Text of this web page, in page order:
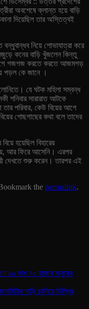
অবশেষে ক্লান্ত হয়ে বাড়ি
দিয়েছিল তার অস্তিত্বই
নিয়ে শোভাযাত্রা করে
কনের বাড়ি খুঁজলেন কিন্তু
গজগজ করতে করতে আজমগড়
পড়ল কে জানে ।
যে ঘটক মহিলা সম্বন্ধ
শনিবার সারারাত আটকে
পরিবার, কেউ বিয়ের আগে
গোছগাছের কথা বলে তাদের
হয়েছিল বিহারের
আর ফিরে আসেনি। এরপর
দেখতে শুরু করেন। তারপর এই
the permalink.
লাখ ৭০ হাজার মানুষের
গাড়ি চালিয়ে দিল্লির